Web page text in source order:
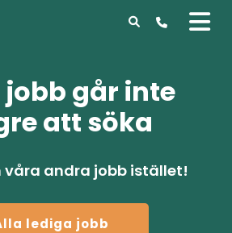
jobb går inte
att söka
våra andra jobb istället!
lediga jobb